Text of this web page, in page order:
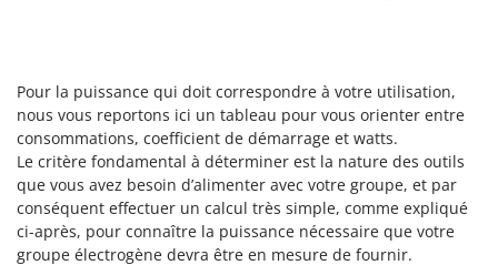
Tre Spade
Trev - Abrek - TecnoVIR
Trotec
Troy-Bilt
U
Udor
Pour la puissance qui doit correspondre à votre utilisation,
nous vous reportons ici un tableau pour vous orienter entre
consommations, coefficient de démarrage et watts.
Le critère fondamental à déterminer est la nature des outils
que vous avez besoin d’alimenter avec votre groupe, et par
conséquent effectuer un calcul très simple, comme expliqué
ci-après, pour connaître la puissance nécessaire que votre
groupe électrogène devra être en mesure de fournir.